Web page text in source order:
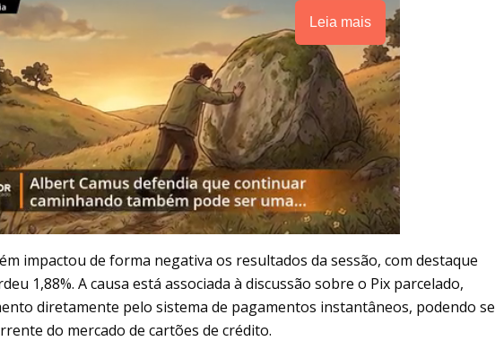
Leia mais
impactou de forma negativa os resultados da sessão, com destaque
1,88%. A causa está associada à discussão sobre o Pix parcelado,
diretamente pelo sistema de pagamentos instantâneos, podendo se
do mercado de cartões de crédito.